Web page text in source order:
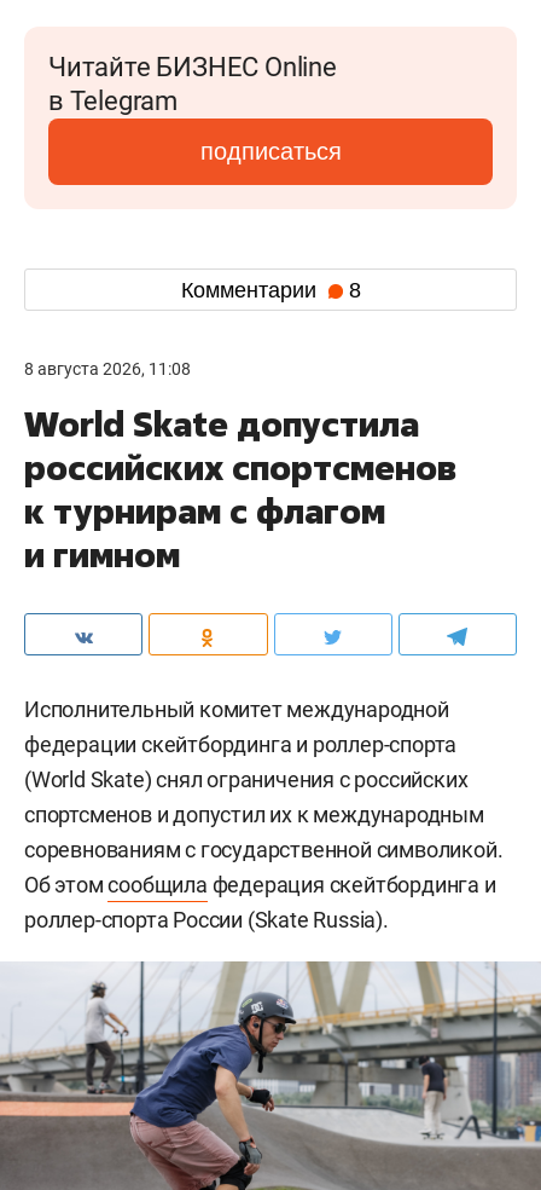
Читайте БИЗНЕС Online
в Telegram
подписаться
Комментарии 8
8 августа 2026, 11:08
World Skate допустила
российских спортсменов
к турнирам с флагом
и гимном
Исполнительный комитет международной
федерации скейтбординга и роллер-спорта
(World Skate) снял ограничения с российских
спортсменов и допустил их к международным
соревнованиям с государственной символикой.
Об этомсообщила федерация скейтбординга и
роллер-спорта России (Skate Russia).